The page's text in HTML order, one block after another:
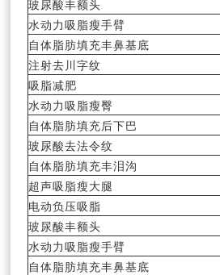
玻尿酸丰额头
水动力吸脂瘦手臂
自体脂肪填充丰鼻基底
注射去川字纹
吸脂减肥
水动力吸脂瘦臀
自体脂肪填充后下巴
玻尿酸去法令纹
自体脂肪填充丰泪沟
超声吸脂瘦大腿
电动负压吸脂
玻尿酸丰额头
水动力吸脂瘦手臂
自体脂肪填充丰鼻基底